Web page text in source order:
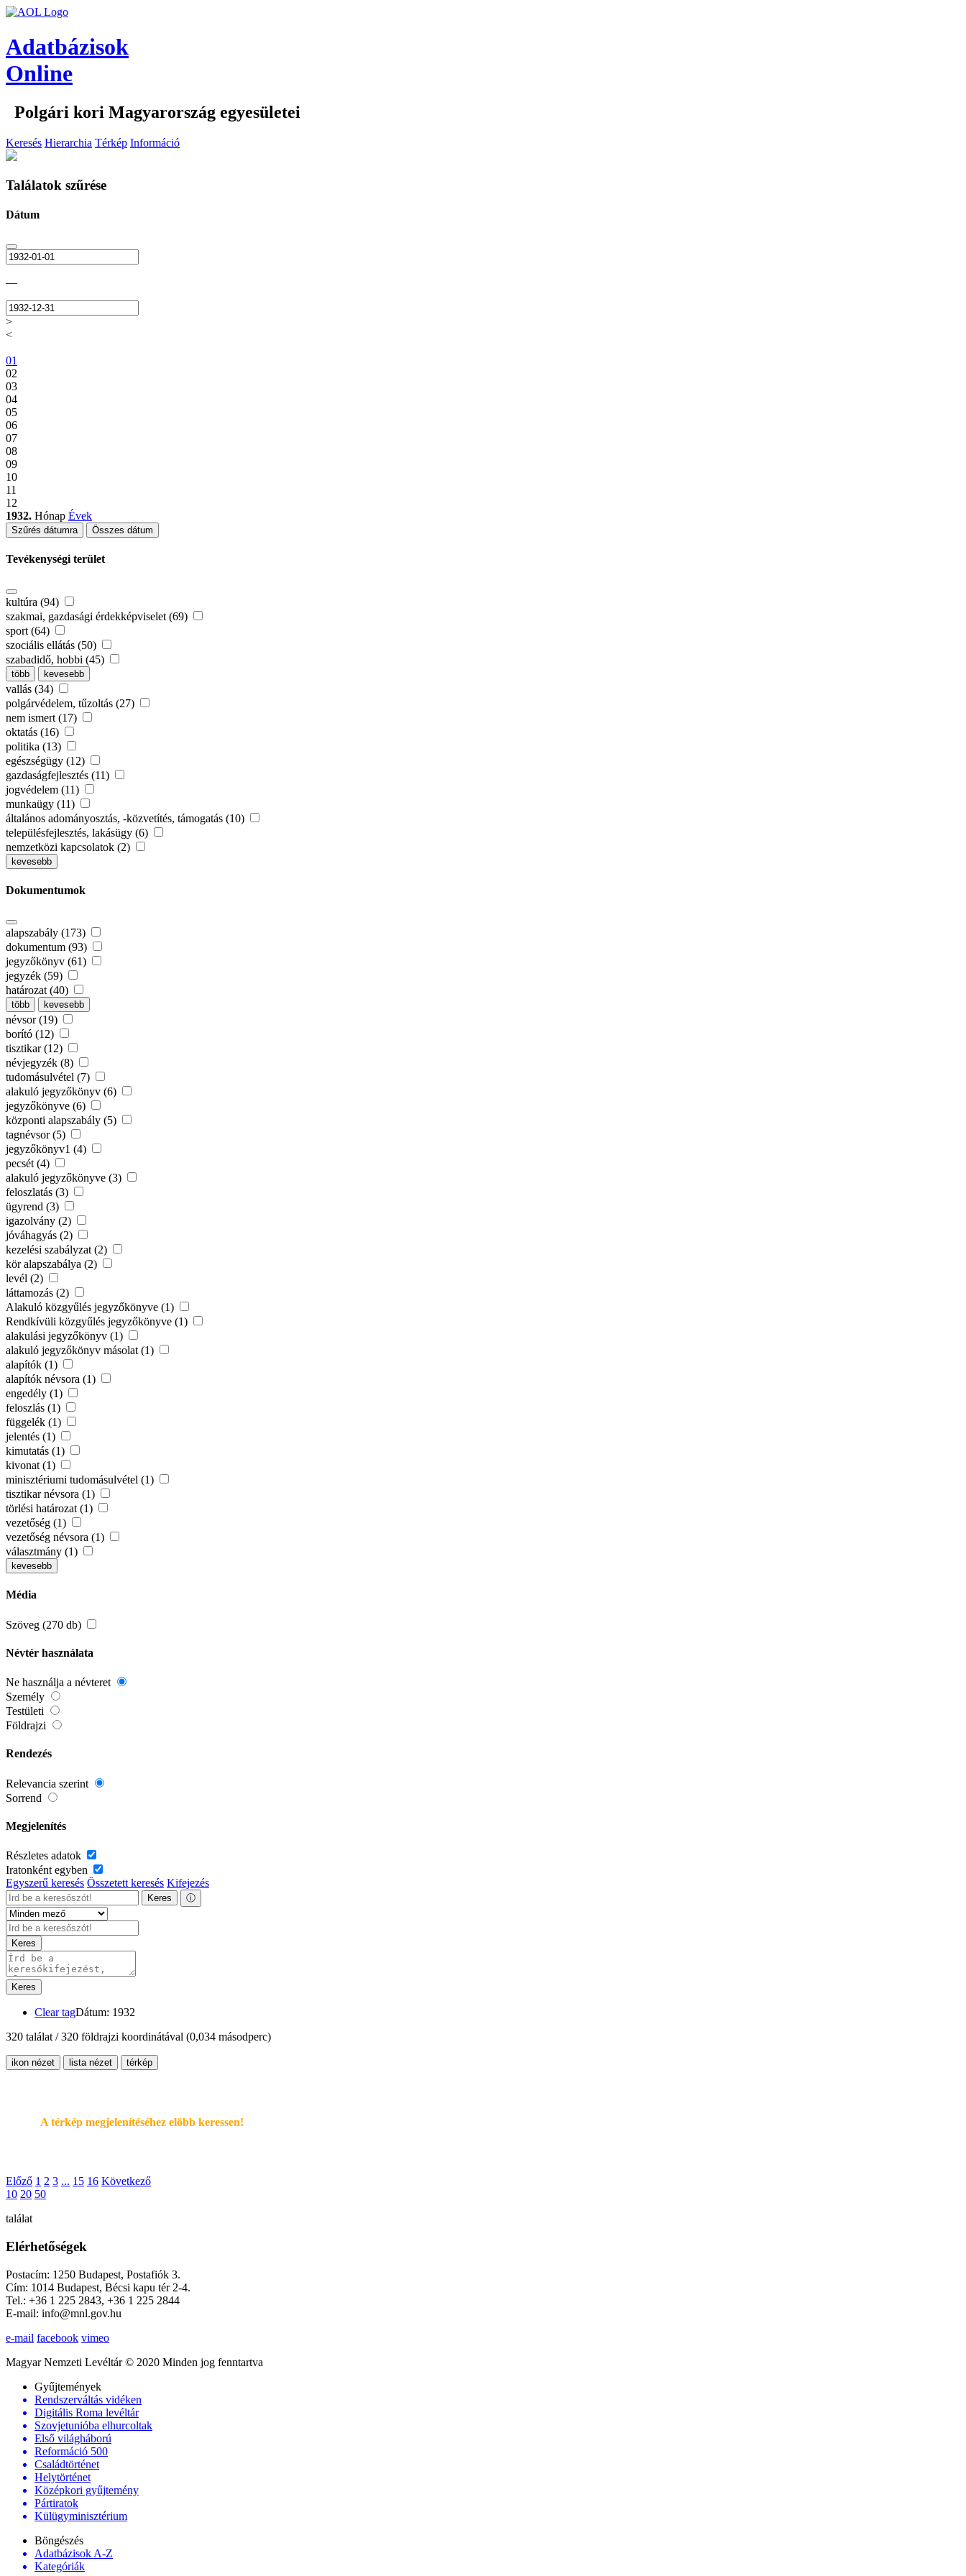
Adatbázisok
Online
Polgári kori Magyarország egyesületei
Keresés Hierarchia Térkép Információ
Találatok szűrése
Dátum
—
>
<
01
02
03
04
05
06
07
08
09
10
11
12
1932. Hónap Évek
Szűrés dátumra Összes dátum
Tevékenységi terület
kultúra (94)
szakmai, gazdasági érdekképviselet (69)
sport (64)
szociális ellátás (50)
szabadidő, hobbi (45)
több kevesebb
vallás (34)
polgárvédelem, tűzoltás (27)
nem ismert (17)
oktatás (16)
politika (13)
egészségügy (12)
gazdaságfejlesztés (11)
jogvédelem (11)
munkaügy (11)
általános adományosztás, -közvetítés, támogatás (10)
településfejlesztés, lakásügy (6)
nemzetközi kapcsolatok (2)
kevesebb
Dokumentumok
alapszabály (173)
dokumentum (93)
jegyzőkönyv (61)
jegyzék (59)
határozat (40)
több kevesebb
névsor (19)
borító (12)
tisztikar (12)
névjegyzék (8)
tudomásulvétel (7)
alakuló jegyzőkönyv (6)
jegyzőkönyve (6)
központi alapszabály (5)
tagnévsor (5)
jegyzőkönyv1 (4)
pecsét (4)
alakuló jegyzőkönyve (3)
feloszlatás (3)
ügyrend (3)
igazolvány (2)
jóváhagyás (2)
kezelési szabályzat (2)
kör alapszabálya (2)
levél (2)
láttamozás (2)
Alakuló közgyűlés jegyzőkönyve (1)
Rendkívüli közgyűlés jegyzőkönyve (1)
alakulási jegyzőkönyv (1)
alakuló jegyzőkönyv másolat (1)
alapítók (1)
alapítók névsora (1)
engedély (1)
feloszlás (1)
függelék (1)
jelentés (1)
kimutatás (1)
kivonat (1)
minisztériumi tudomásulvétel (1)
tisztikar névsora (1)
törlési határozat (1)
vezetőség (1)
vezetőség névsora (1)
választmány (1)
kevesebb
Média
Szöveg (270 db)
Névtér használata
Ne használja a névteret
Személy
Testületi
Földrajzi
Rendezés
Relevancia szerint
Sorrend
Megjelenítés
Részletes adatok
Iratonként egyben
Egyszerű keresés Összetett keresés Kifejezés
Keres ⓘ
Keres
Keres
Clear tagDátum: 1932
320 találat / 320 földrajzi koordinátával (0,034 másodperc)
ikon nézet lista nézet térkép
A térkép megjelenítéséhez elöbb keressen!
Előző 1 2 3 ... 15 16 Következő
10 20 50
találat
Elérhetőségek
Postacím: 1250 Budapest, Postafiók 3.
Cím: 1014 Budapest, Bécsi kapu tér 2-4.
Tel.: +36 1 225 2843, +36 1 225 2844
E-mail: info@mnl.gov.hu
e-mail facebook vimeo
Magyar Nemzeti Levéltár © 2020 Minden jog fenntartva
Gyűjtemények
Rendszerváltás vidéken
Digitális Roma levéltár
Szovjetunióba elhurcoltak
Első világháború
Reformáció 500
Családtörténet
Helytörténet
Középkori gyűjtemény
Pártiratok
Külügyminisztérium
Böngészés
Adatbázisok A-Z
Kategóriák